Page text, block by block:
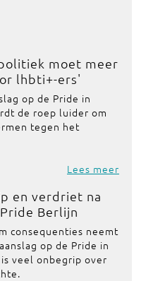
moet meer
lhbti+-ers'
op de Pride in
de roep luider om
tegen het
Lees meer
en verdriet na
Berlijn
consequenties neemt
op de Pride in
veel onbegrip over